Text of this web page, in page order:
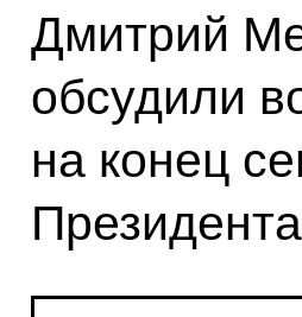
Дмитрий
обсудили
на конец